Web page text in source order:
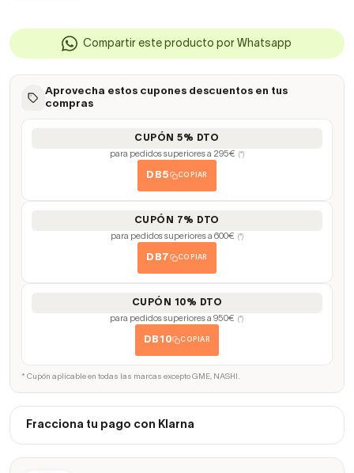
Compartir este producto por Whatsapp
Aprovecha estos cupones descuentos en tus
compras
CUPÓN 5% DTO
para pedidos superiores a 295€ (*)
DB5 COPIAR
CUPÓN 7% DTO
para pedidos superiores a 600€ (*)
DB7 COPIAR
CUPÓN 10% DTO
para pedidos superiores a 950€ (*)
DB10 COPIAR
* Cupón aplicable en todas las marcas excepto GME, NASHI.
Fracciona tu pago con Klarna